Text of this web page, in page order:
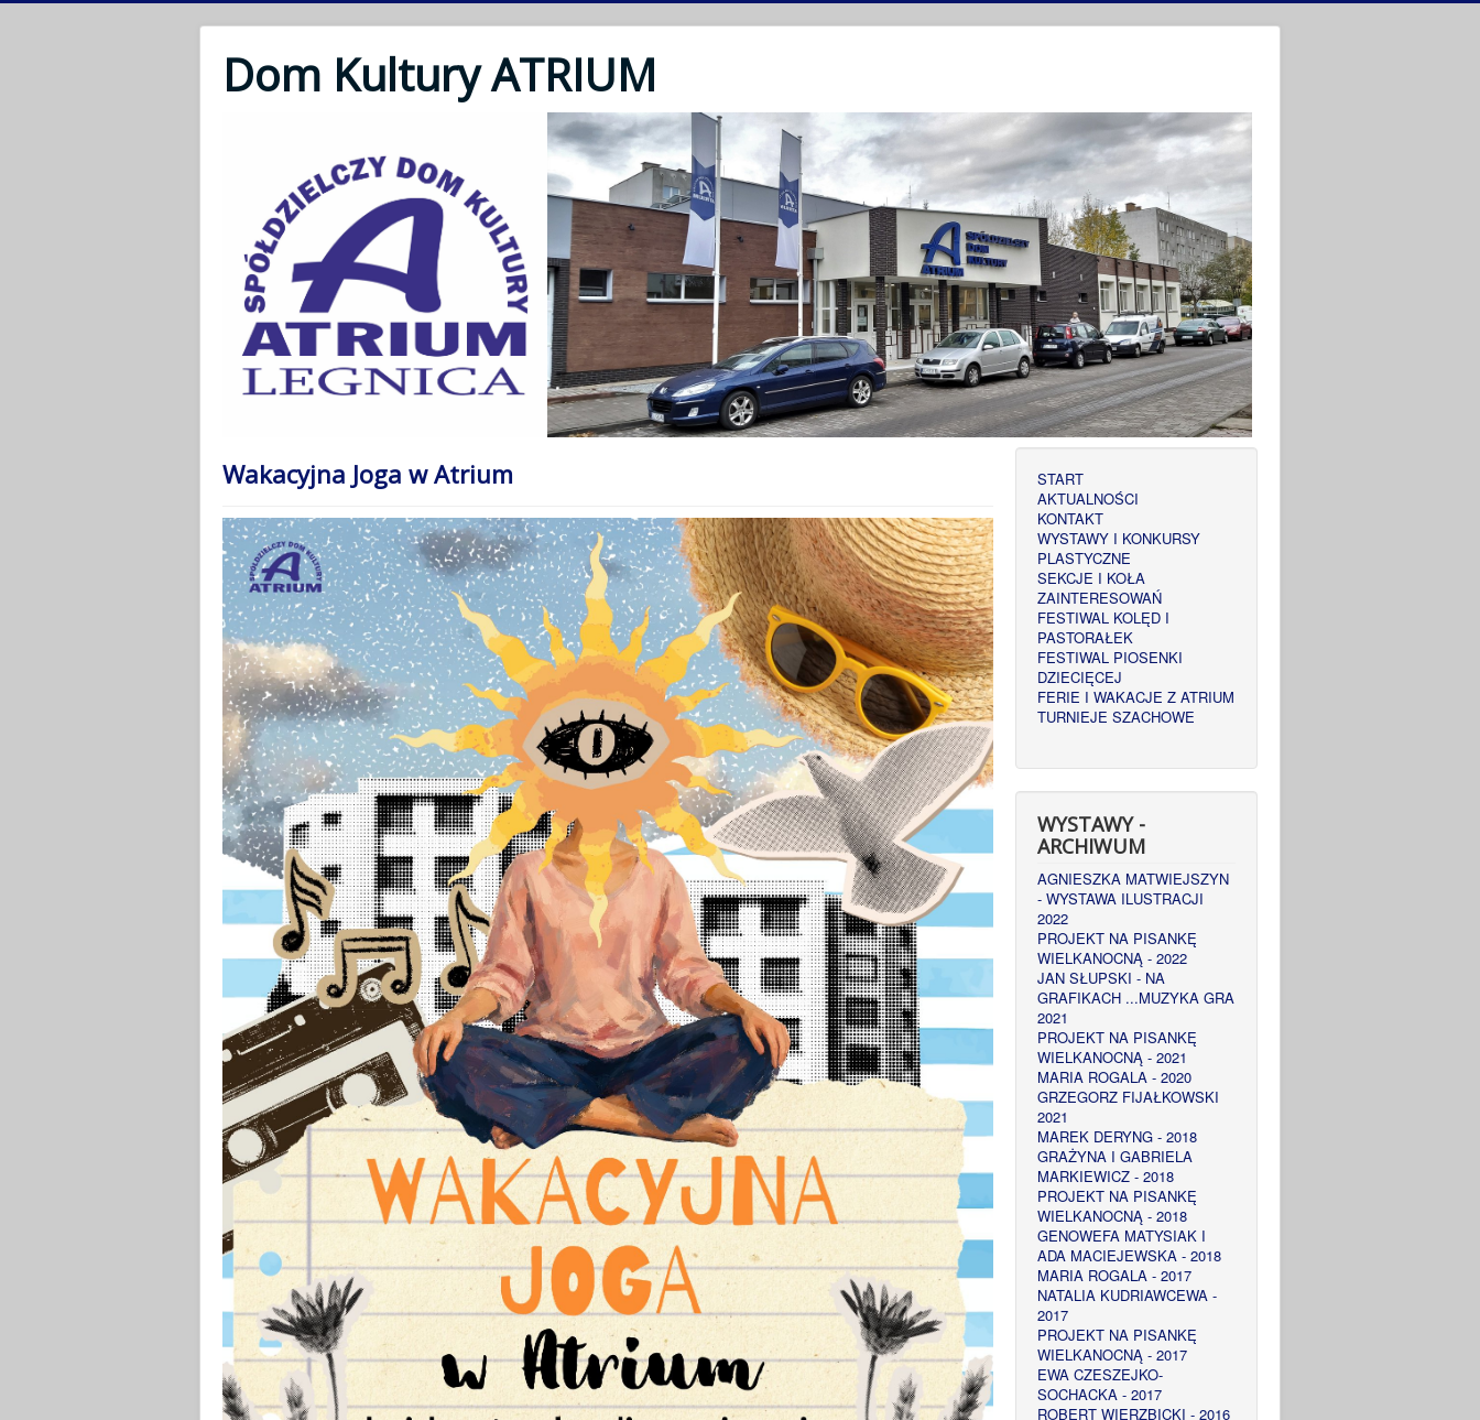
Dom Kultury ATRIUM
Wakacyjna Joga w Atrium
START
AKTUALNOŚCI
KONTAKT
WYSTAWY I KONKURSY
PLASTYCZNE
SEKCJE I KOŁA
ZAINTERESOWAŃ
FESTIWAL KOLĘD I
PASTORAŁEK
FESTIWAL PIOSENKI
DZIECIĘCEJ
FERIE I WAKACJE Z ATRIUM
TURNIEJE SZACHOWE
WYSTAWY -
ARCHIWUM
AGNIESZKA MATWIEJSZYN
- WYSTAWA ILUSTRACJI
2022
PROJEKT NA PISANKĘ
WIELKANOCNĄ - 2022
JAN SŁUPSKI - NA
GRAFIKACH ...MUZYKA GRA
2021
PROJEKT NA PISANKĘ
WIELKANOCNĄ - 2021
MARIA ROGALA - 2020
GRZEGORZ FIJAŁKOWSKI
2021
MAREK DERYNG - 2018
GRAŻYNA I GABRIELA
MARKIEWICZ - 2018
PROJEKT NA PISANKĘ
WIELKANOCNĄ - 2018
GENOWEFA MATYSIAK I
ADA MACIEJEWSKA - 2018
MARIA ROGALA - 2017
NATALIA KUDRIAWCEWA -
2017
PROJEKT NA PISANKĘ
WIELKANOCNĄ - 2017
EWA CZESZEJKO-
SOCHACKA - 2017
ROBERT WIERZBICKI - 2016